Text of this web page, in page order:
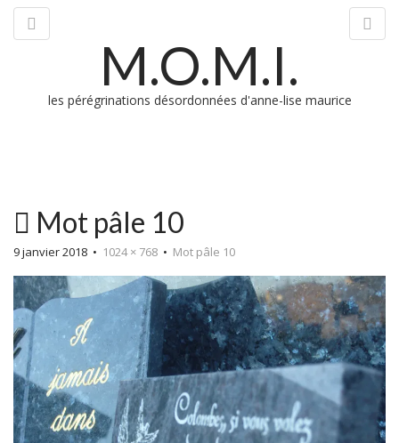
M.O.M.I.
les pérégrinations désordonnées d'anne-lise maurice
Mot pâle 10
9 janvier 2018 • 1024 × 768 • Mot pâle 10